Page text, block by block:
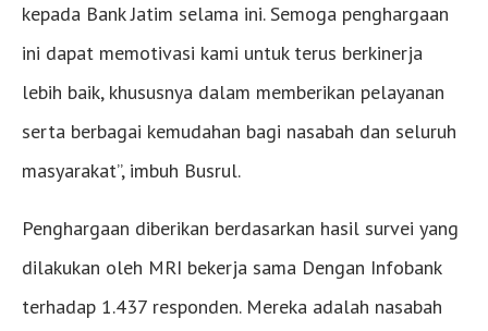
kepada Bank Jatim selama ini. Semoga penghargaan
ini dapat memotivasi kami untuk terus berkinerja
lebih baik, khususnya dalam memberikan pelayanan
serta berbagai kemudahan bagi nasabah dan seluruh
masyarakat”, imbuh Busrul.
Penghargaan diberikan berdasarkan hasil survei yang
dilakukan oleh MRI bekerja sama Dengan Infobank
terhadap 1.437 responden. Mereka adalah nasabah